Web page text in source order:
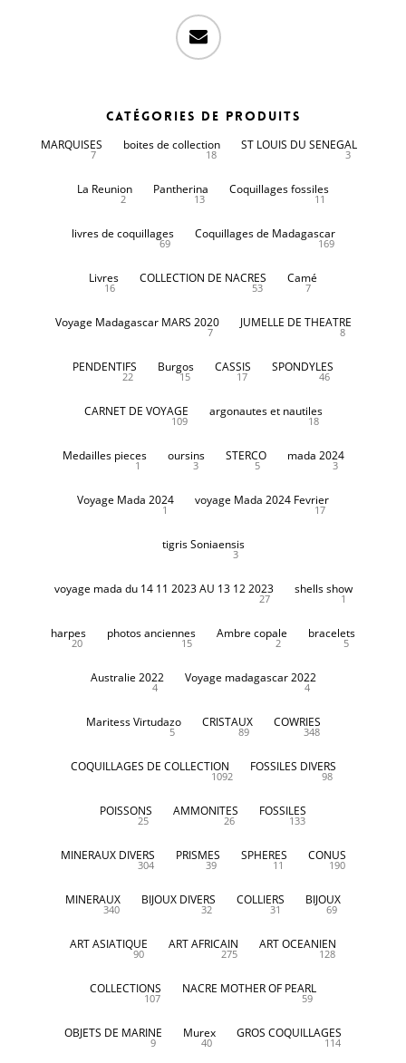
email
Catégories de produits
MARQUISES
7
boites de collection
18
ST LOUIS DU SENEGAL
3
La Reunion
2
Pantherina
13
Coquillages fossiles
11
livres de coquillages
69
Coquillages de Madagascar
169
Livres
16
COLLECTION DE NACRES
53
Camé
7
Voyage Madagascar MARS 2020
7
JUMELLE DE THEATRE
8
PENDENTIFS
22
Burgos
15
CASSIS
17
SPONDYLES
46
CARNET DE VOYAGE
109
argonautes et nautiles
18
Medailles pieces
1
oursins
3
STERCO
5
mada 2024
3
Voyage Mada 2024
1
voyage Mada 2024 Fevrier
17
tigris Soniaensis
3
voyage mada du 14 11 2023 AU 13 12 2023
27
shells show
1
harpes
20
photos anciennes
15
Ambre copale
2
bracelets
5
Australie 2022
4
Voyage madagascar 2022
4
Maritess Virtudazo
5
CRISTAUX
89
COWRIES
348
COQUILLAGES DE COLLECTION
1092
FOSSILES DIVERS
98
POISSONS
25
AMMONITES
26
FOSSILES
133
MINERAUX DIVERS
304
PRISMES
39
SPHERES
11
CONUS
190
MINERAUX
340
BIJOUX DIVERS
32
COLLIERS
31
BIJOUX
69
ART ASIATIQUE
90
ART AFRICAIN
275
ART OCEANIEN
128
COLLECTIONS
107
NACRE MOTHER OF PEARL
59
OBJETS DE MARINE
9
Murex
40
GROS COQUILLAGES
114